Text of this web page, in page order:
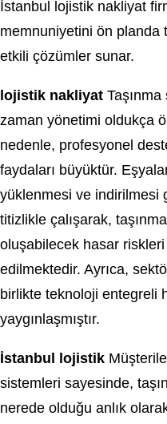
İstanbul lojistik nakliyat
memnuniyetini ön planda
etkili çözümler sunar.
lojistik nakliyat
zaman yönetimi oldukça
nedenle, profesyonel
faydaları büyüktür.
yüklenmesi ve indirilmesi
titizlikle çalışarak,
oluşabilecek hasar
edilmektedir. Ayrıca,
birlikte teknoloji entegreli
yaygınlaşmıştır.
İstanbul lojistik
sistemleri sayesinde,
nerede olduğu anlık